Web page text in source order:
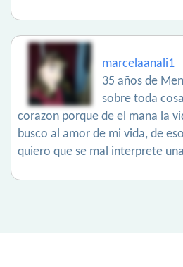
marcelaanali1
35 años de
sobre toda
corazon porque de el mana la
busco al amor de mi vida, de
quiero que se mal interprete